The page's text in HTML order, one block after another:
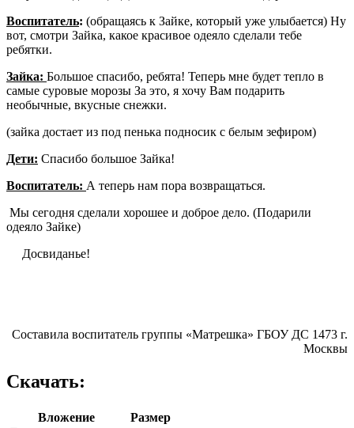
Воспитатель: (обращаясь к Зайке, который уже улыбается) Ну
вот, смотри Зайка, какое красивое одеяло сделали тебе
ребятки.
Зайка: Большое спасибо, ребята! Теперь мне будет тепло в
самые суровые морозы За это, я хочу Вам подарить
необычные, вкусные снежки.
(зайка достает из под пенька подносик с белым зефиром)
Дети: Спасибо большое Зайка!
Воспитатель: А теперь нам пора возвращаться.
Мы сегодня сделали хорошее и доброе дело. (Подарили
одеяло Зайке)
Досвиданье!
Составила воспитатель группы «Матрешка» ГБОУ ДС 1473 г.
Москвы
Скачать:
Вложение
Размер